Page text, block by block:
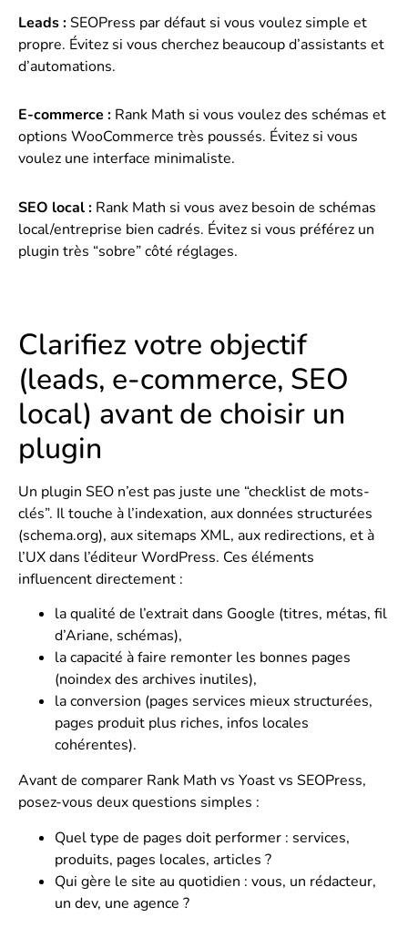
Leads :SEOPress par défaut si vous voulez simple et
propre. Évitez si vous cherchez beaucoup d’assistants et
d’automations.
E-commerce : Rank Math si vous voulez des schémas et
options WooCommerce très poussés. Évitez si vous
voulez une interface minimaliste.
SEO local : Rank Math si vous avez besoin de schémas
local/entreprise bien cadrés. Évitez si vous préférez un
plugin très “sobre” côté réglages.
Clarifiez votre objectif
(leads, e-commerce, SEO
local) avant de choisir un
plugin
Un plugin SEO n’est pas juste une “checklist de mots-
clés”. Il touche à l’indexation, aux données structurées
(schema.org), aux sitemaps XML, aux redirections, et à
l’UX dans l’éditeur WordPress. Ces éléments
influencent directement :
la qualité de l’extrait dans Google (titres, métas, fil
d’Ariane, schémas),
la capacité à faire remonter les bonnes pages
(noindex des archives inutiles),
la conversion (pages services mieux structurées,
pages produit plus riches, infos locales
cohérentes).
Avant de comparer Rank Math vs Yoast vs SEOPress,
posez-vous deux questions simples :
Quel type de pages doit performer : services,
produits, pages locales, articles ?
Qui gère le site au quotidien : vous, un rédacteur,
un dev, une agence ?